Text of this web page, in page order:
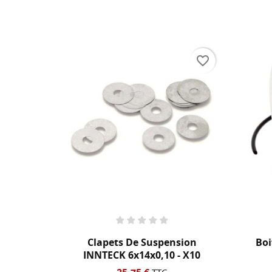
Clapets De Suspension
INNTECK 6x14x0,10 - X10
favorite_border